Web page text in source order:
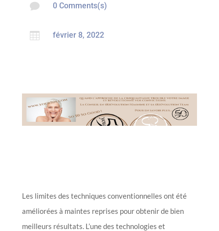
 0 Comments(s)
 février 8, 2022
Les limites des techniques conventionnelles ont été
améliorées à maintes reprises pour obtenir de bien
meilleurs résultats. L’une des technologies et